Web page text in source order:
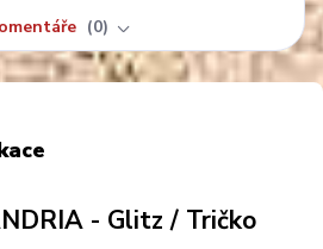
0
- Glitz / Tričko